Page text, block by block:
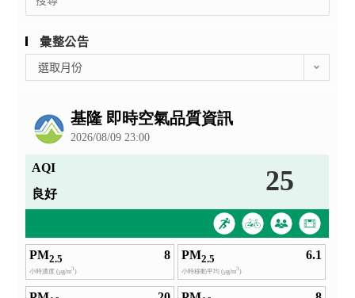
for:
彙整公告
整
選取月份